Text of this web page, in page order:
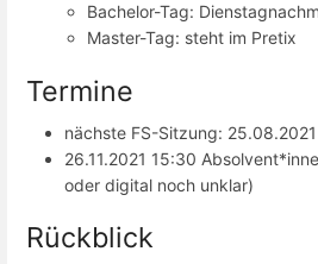
Bachelor-Tag:
Master-Tag: steht im Pretix
Termine
nächste FS-Sitzung: 25.08.2021
26.11.2021 15:30
oder digital noch unklar)
Rückblick